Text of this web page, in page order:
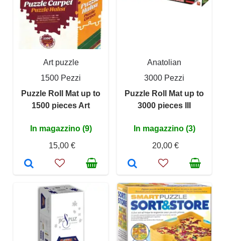
Art puzzle
1500 Pezzi
Puzzle Roll Mat up to
1500 pieces Art
In magazzino (9)
15,00 €
Anatolian
3000 Pezzi
Puzzle Roll Mat up to
3000 pieces III
In magazzino (3)
20,00 €